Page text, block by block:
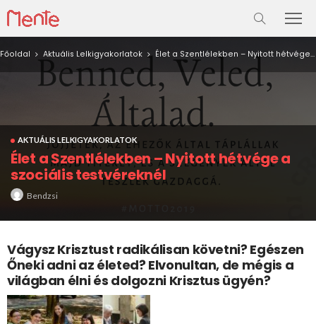
Főoldal Aktuális Lelkigyakorlatok Élet a Szentlélekben – Nyitott hétvége a szociális testvéreknél
AKTUÁLIS LELKIGYAKORLATOK
Élet a Szentlélekben – Nyitott hétvége a
szociális testvéreknél
Bendzsi
Vágysz Krisztust radikálisan követni? Egészen
Őneki adni az életed? Elvonultan, de mégis a
világban élni és dolgozni Krisztus ügyén?